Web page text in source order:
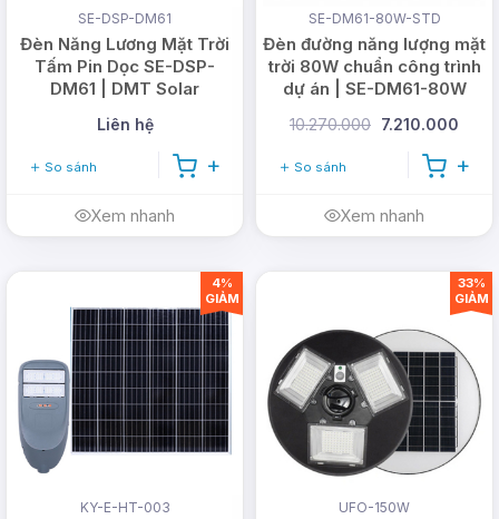
dụng được.
Bộ sản phẩm đèn năng
lượng mặt trời ốp trần
SE-DSP-DM61
Đèn Năng Lương Mặt Trời
Tấm Pin Dọc SE-DSP-
DM61 | DMT Solar
Liên hệ
So sánh
Xem nhanh
SE-DM61-80W-STD
Đèn đường năng lượng mặt
trời 80W chuẩn công trình
dự án | SE-DM61-80W
10.270.000 7.210.000
So sánh
Xem nhanh
KY-E-HT-003
4%
GIẢM
UFO-150W
33%
GIẢM